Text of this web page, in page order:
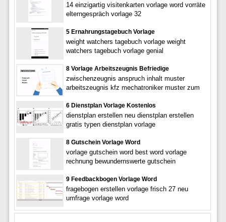
14 einzigartig visitenkarten vorlage word vorräte
elterngespräch vorlage 32
5 Ernahrungstagebuch Vorlage
weight watchers tagebuch vorlage weight
watchers tagebuch vorlage genial
8 Vorlage Arbeitszeugnis Befriedige
zwischenzeugnis anspruch inhalt muster
arbeitszeugnis kfz mechatroniker muster zum
6 Dienstplan Vorlage Kostenlos
dienstplan erstellen neu dienstplan erstellen
gratis typen dienstplan vorlage
8 Gutschein Vorlage Word
vorlage gutschein word best word vorlage
rechnung bewundernswerte gutschein
9 Feedbackbogen Vorlage Word
fragebogen erstellen vorlage frisch 27 neu
umfrage vorlage word